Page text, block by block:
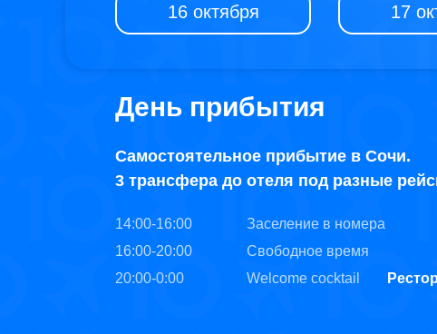
16 октября 17
Самостоятельное прибытие в Сочи.
3 трансфера до отеля под разные
День прибытия
14:00-16:00
16:00-20:00
20:00-0:00
Заселение в номера
Свободное время
Welcome cocktail